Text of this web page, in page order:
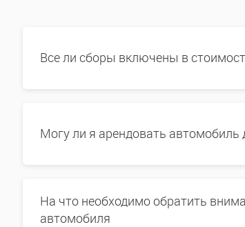
Все ли сборы включены в
Могу ли я арендовать автомобиль
На что необходимо обратить
автомобиля